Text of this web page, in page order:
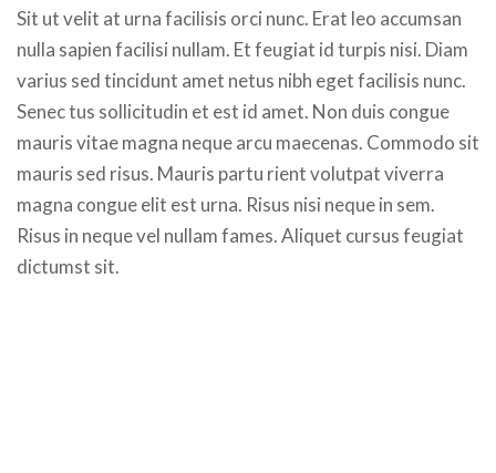
Sit ut velit at urna facilisis orci nunc. Erat leo accumsan
nulla sapien facilisi nullam. Et feugiat id turpis nisi. Diam
varius sed tincidunt amet netus nibh eget facilisis nunc.
Senec tus sollicitudin et est id amet. Non duis congue
mauris vitae magna neque arcu maecenas. Commodo sit
mauris sed risus. Mauris partu rient volutpat viverra
magna congue elit est urna. Risus nisi neque in sem.
Risus in neque vel nullam fames. Aliquet cursus feugiat
dictumst sit.